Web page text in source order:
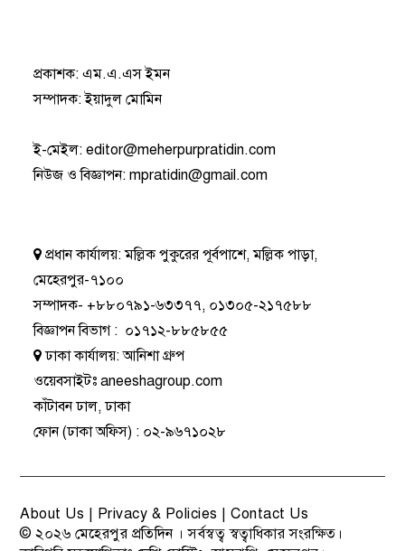
প্রকাশক: এম.এ.এস ইমন
সম্পাদক: ইয়াদুল মোমিন
ই-মেইল:editor@meherpurpratidin.com
নিউজ ও বিজ্ঞাপন:mpratidin@gmail.com
প্রধান কার্যালয়:মল্লিক পুকুরের পূর্বপাশে, মল্লিক পাড়া,
মেহেরপুর-৭১০০
সম্পাদক- +৮৮০৭৯১-৬৩৩৭৭, ০১৩০৫-২১৭৫৮৮
বিজ্ঞাপন বিভাগ: ০১৭১২-৮৮৫৮৫৫
ঢাকা কার্যালয়:আনিশা গ্রুপ
ওয়েবসাইটঃaneeshagroup.com
কাঁটাবন ঢাল, ঢাকা
ফোন(ঢাকা অফিস) : ০২-৯৬৭১০২৮
About Us | Privacy & Policies |Contact Us
© ২০২৬ মেহেরপুর প্রতিদিন । সর্বস্বত্ব স্বত্বাধিকার সংরক্ষিত।